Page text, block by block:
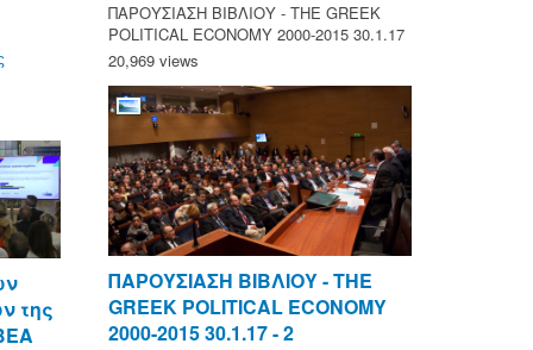
της
ΠΑΡΟΥΣΙΑΣΗ ΒΙΒΛΙΟΥ - ΤΗΕ GREEK
POLITICAL ECONOMY 2000-2015 30.1.17
20,969 views
ΠΑΡΟΥΣΙΑΣΗ ΒΙΒΛΙΟΥ - ΤΗΕ
GREEK POLITICAL ECONOMY
2000-2015 30.1.17 - 2